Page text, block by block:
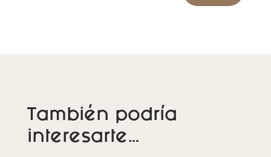
También podría
interesarte…